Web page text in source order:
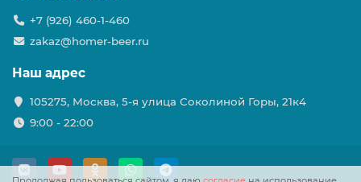
+7 (926) 460-1-460
zakaz@homer-beer.ru
Наш адрес
105275, Москва, 5-я улица Соколиной Горы, 21к4
9:00 - 22:00